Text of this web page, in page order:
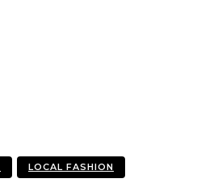
LOCAL FASHION